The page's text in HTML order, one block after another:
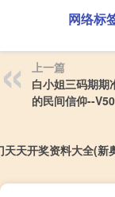
网络标
上一篇
白小姐三码期期
的民间信仰--
天天开奖资料大全(新